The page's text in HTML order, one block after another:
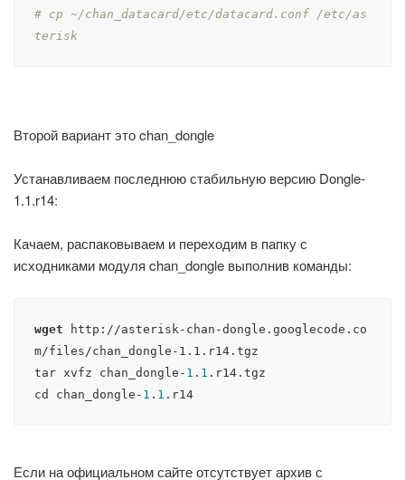
# cp ~/chan_datacard/etc/datacard.conf /etc/as
terisk
Второй вариант это chan_dongle
Устанавливаем последнюю стабильную версию Dongle-
1.1.r14:
Качаем, распаковываем и переходим в папку с
исходниками модуля chan_dongle выполнив команды:
wget
http://asterisk-chan-dongle.googlecode.co
m/files/chan_dongle-1.1.r14.tgz
tar xvfz chan_dongle- 1 . 1 .r14.tgz
cd chan_dongle- 1 . 1 .r14
Если на официальном сайте отсутствует архив с